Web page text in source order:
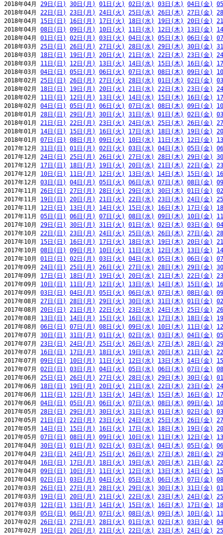
2018年04月 29日(日) 30日(月) 01日(火) 02日(水) 03日(木) 04日(金)
2018年04月 22日(日) 23日(月) 24日(火) 25日(水) 26日(木) 27日(金)
2018年04月 15日(日) 16日(月) 17日(火) 18日(水) 19日(木) 20日(金)
2018年04月 08日(日) 09日(月) 10日(火) 11日(水) 12日(木) 13日(金)
2018年04月 01日(日) 02日(月) 03日(火) 04日(水) 05日(木) 06日(金)
2018年03月 25日(日) 26日(月) 27日(火) 28日(水) 29日(木) 30日(金)
2018年03月 18日(日) 19日(月) 20日(火) 21日(水) 22日(木) 23日(金)
2018年03月 11日(日) 12日(月) 13日(火) 14日(水) 15日(木) 16日(金)
2018年03月 04日(日) 05日(月) 06日(火) 07日(水) 08日(木) 09日(金)
2018年02月 25日(日) 26日(月) 27日(火) 28日(水) 01日(木) 02日(金)
2018年02月 18日(日) 19日(月) 20日(火) 21日(水) 22日(木) 23日(金)
2018年02月 11日(日) 12日(月) 13日(火) 14日(水) 15日(木) 16日(金)
2018年02月 04日(日) 05日(月) 06日(火) 07日(水) 08日(木) 09日(金)
2018年01月 28日(日) 29日(月) 30日(火) 31日(水) 01日(木) 02日(金)
2018年01月 21日(日) 22日(月) 23日(火) 24日(水) 25日(木) 26日(金)
2018年01月 14日(日) 15日(月) 16日(火) 17日(水) 18日(木) 19日(金)
2018年01月 07日(日) 08日(月) 09日(火) 10日(水) 11日(木) 12日(金)
2017年12月 31日(日) 01日(月) 02日(火) 03日(水) 04日(木) 05日(金)
2017年12月 24日(日) 25日(月) 26日(火) 27日(水) 28日(木) 29日(金)
2017年12月 17日(日) 18日(月) 19日(火) 20日(水) 21日(木) 22日(金)
2017年12月 10日(日) 11日(月) 12日(火) 13日(水) 14日(木) 15日(金)
2017年12月 03日(日) 04日(月) 05日(火) 06日(水) 07日(木) 08日(金)
2017年11月 26日(日) 27日(月) 28日(火) 29日(水) 30日(木) 01日(金)
2017年11月 19日(日) 20日(月) 21日(火) 22日(水) 23日(木) 24日(金)
2017年11月 12日(日) 13日(月) 14日(火) 15日(水) 16日(木) 17日(金)
2017年11月 05日(日) 06日(月) 07日(火) 08日(水) 09日(木) 10日(金)
2017年10月 29日(日) 30日(月) 31日(火) 01日(水) 02日(木) 03日(金)
2017年10月 22日(日) 23日(月) 24日(火) 25日(水) 26日(木) 27日(金)
2017年10月 15日(日) 16日(月) 17日(火) 18日(水) 19日(木) 20日(金)
2017年10月 08日(日) 09日(月) 10日(火) 11日(水) 12日(木) 13日(金)
2017年10月 01日(日) 02日(月) 03日(火) 04日(水) 05日(木) 06日(金)
2017年09月 24日(日) 25日(月) 26日(火) 27日(水) 28日(木) 29日(金)
2017年09月 17日(日) 18日(月) 19日(火) 20日(水) 21日(木) 22日(金)
2017年09月 10日(日) 11日(月) 12日(火) 13日(水) 14日(木) 15日(金)
2017年09月 03日(日) 04日(月) 05日(火) 06日(水) 07日(木) 08日(金)
2017年08月 27日(日) 28日(月) 29日(火) 30日(水) 31日(木) 01日(金)
2017年08月 20日(日) 21日(月) 22日(火) 23日(水) 24日(木) 25日(金)
2017年08月 13日(日) 14日(月) 15日(火) 16日(水) 17日(木) 18日(金)
2017年08月 06日(日) 07日(月) 08日(火) 09日(水) 10日(木) 11日(金)
2017年07月 30日(日) 31日(月) 01日(火) 02日(水) 03日(木) 04日(金)
2017年07月 23日(日) 24日(月) 25日(火) 26日(水) 27日(木) 28日(金)
2017年07月 16日(日) 17日(月) 18日(火) 19日(水) 20日(木) 21日(金)
2017年07月 09日(日) 10日(月) 11日(火) 12日(水) 13日(木) 14日(金)
2017年07月 02日(日) 03日(月) 04日(火) 05日(水) 06日(木) 07日(金)
2017年06月 25日(日) 26日(月) 27日(火) 28日(水) 29日(木) 30日(金)
2017年06月 18日(日) 19日(月) 20日(火) 21日(水) 22日(木) 23日(金)
2017年06月 11日(日) 12日(月) 13日(火) 14日(水) 15日(木) 16日(金)
2017年06月 04日(日) 05日(月) 06日(火) 07日(水) 08日(木) 09日(金)
2017年05月 28日(日) 29日(月) 30日(火) 31日(水) 01日(木) 02日(金)
2017年05月 21日(日) 22日(月) 23日(火) 24日(水) 25日(木) 26日(金)
2017年05月 14日(日) 15日(月) 16日(火) 17日(水) 18日(木) 19日(金)
2017年05月 07日(日) 08日(月) 09日(火) 10日(水) 11日(木) 12日(金)
2017年04月 30日(日) 01日(月) 02日(火) 03日(水) 04日(木) 05日(金)
2017年04月 23日(日) 24日(月) 25日(火) 26日(水) 27日(木) 28日(金)
2017年04月 16日(日) 17日(月) 18日(火) 19日(水) 20日(木) 21日(金)
2017年04月 09日(日) 10日(月) 11日(火) 12日(水) 13日(木) 14日(金)
2017年04月 02日(日) 03日(月) 04日(火) 05日(水) 06日(木) 07日(金)
2017年03月 26日(日) 27日(月) 28日(火) 29日(水) 30日(木) 31日(金)
2017年03月 19日(日) 20日(月) 21日(火) 22日(水) 23日(木) 24日(金)
2017年03月 12日(日) 13日(月) 14日(火) 15日(水) 16日(木) 17日(金)
2017年03月 05日(日) 06日(月) 07日(火) 08日(水) 09日(木) 10日(金)
2017年02月 26日(日) 27日(月) 28日(火) 01日(水) 02日(木) 03日(金)
2017年02月 19日(日) 20日(月) 21日(火) 22日(水) 23日(木) 24日(金)